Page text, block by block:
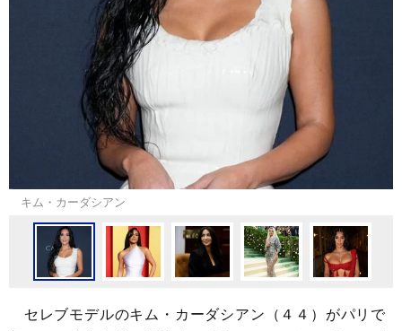
キム・カーダシアン
セレブモデルのキム・カーダシアン（４４）がパリで